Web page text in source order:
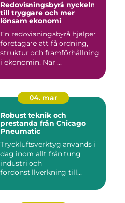
Redovisningsbyrå nyckeln
till tryggare och mer
lönsam ekonomi
En redovisningsbyrå hjälper
företagare att få ordning,
struktur och framförhållning
i ekonomin. När ...
04. mar
Robust teknik och
prestanda från Chicago
Pneumatic
Tryckluftsverktyg används i
dag inom allt från tung
industri och
fordonstillverkning till...